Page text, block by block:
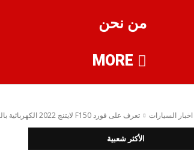
من نحن
MORE
اخبار السيارات تعرف على فورد F150 لايتنج 2022 الكهربائية بالكامل
الأكثر شعبية